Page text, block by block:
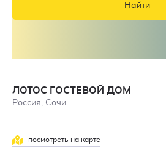
Найти
ЛОТОС ГОСТЕВОЙ ДОМ
Россия, Сочи
посмотреть на карте